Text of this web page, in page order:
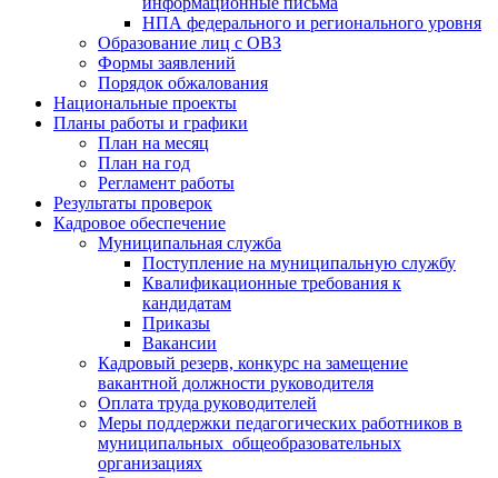
НПА федерального и регионального уровня
Образование лиц с ОВЗ
Формы заявлений
Порядок обжалования
Национальные проекты
Планы работы и графики
План на месяц
План на год
Регламент работы
Результаты проверок
Кадровое обеспечение
Муниципальная служба
Поступление на муниципальную службу
Квалификационные требования к
кандидатам
Приказы
Вакансии
Кадровый резерв, конкурс на замещение
вакантной должности руководителя
Оплата труда руководителей
Меры поддержки педагогических работников в
муниципальных общеобразовательных
организациях